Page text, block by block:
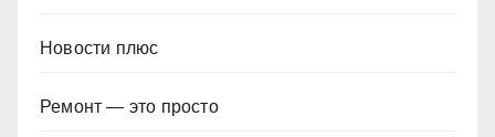
Новости плюс
Ремонт — это просто